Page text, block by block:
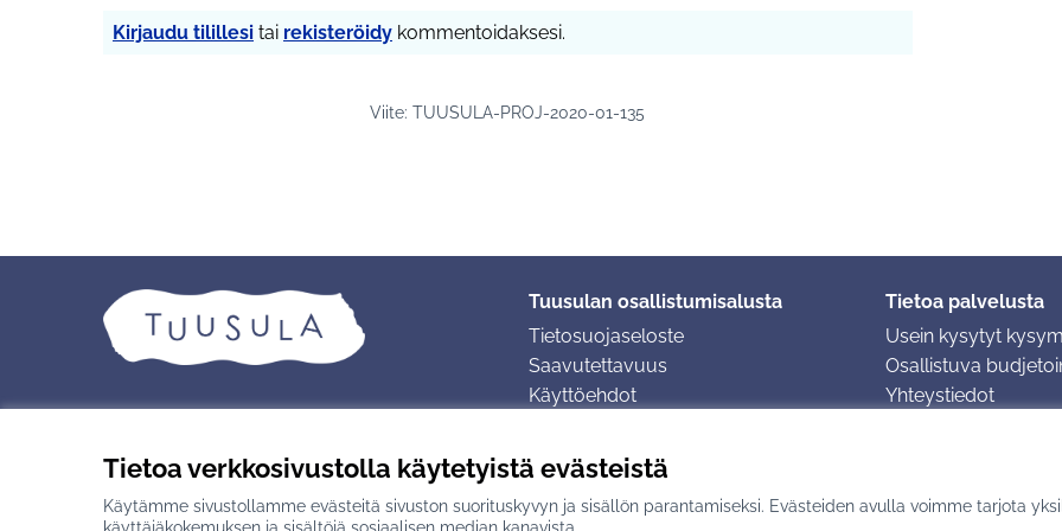
Tietoa verkkosivustolla käytetyistä evästeistä
Käytämme sivustollamme evästeitä sivuston suorituskyvyn ja sisällön parantamiseksi. Evästeiden avulla voimme tarjota
käyttäjäkokemuksen ja sisältöjä sosiaalisen median kanavista.
Kirjaudu tilillesi tai rekisteröidy kommentoidaksesi.
Viite: TUUSULA-PROJ-2020-01-135
Tuusulan osallistumisalusta
Tietosuojaseloste
Saavutettavuus
Käyttöehdot
Tietoa palvelusta
Usein kysytyt
Osallistuva
Yhteystiedot
Creative Commons -lisenssi
(Ulkoinen linkki)